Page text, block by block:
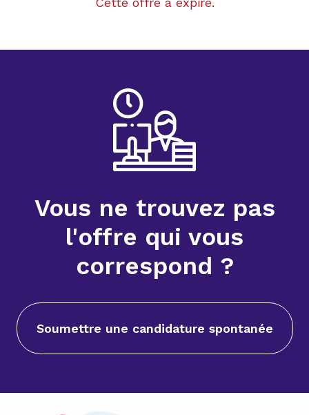
Vous ne trouvez pas
l'offre qui vous
correspond ?
Soumettre une candidature spontanée